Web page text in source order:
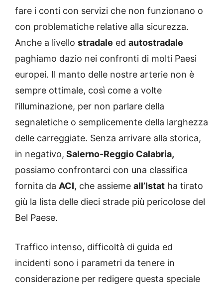
fare i conti con servizi che non funzionano o
con problematiche relative alla sicurezza.
Anche a livello stradale ed autostradale
paghiamo dazio nei confronti di molti Paesi
europei. Il manto delle nostre arterie non è
sempre ottimale, così come a volte
l’illuminazione, per non parlare della
segnaletiche o semplicemente della larghezza
delle carreggiate. Senza arrivare alla storica,
in negativo, Salerno-Reggio Calabria,
possiamo confrontarci con una classifica
fornita da ACI, che assieme all’Istat ha tirato
giù la lista delle dieci strade più pericolose del
Bel Paese.
Traffico intenso, difficoltà di guida ed
incidenti sono i parametri da tenere in
considerazione per redigere questa speciale